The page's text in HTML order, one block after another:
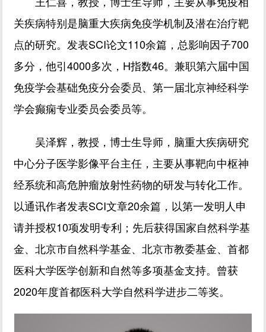
关疾病特别是脑重大疾病免疫学机制及潜在治疗靶
点的研究。发表SCI论文110余篇，总影响因子700
多分，他引4000多次，H指数46。兼职第六届中国
免疫学会基础免疫分会委员、第一届北京神经科学
学会癫痫专业委员会委员等。
吴泽辉，教授，博士生导师，脑重大疾病研究
中心分子医学影像平台主任，主要从事靶向中枢神
经系统和高危肿瘤放射性药物的研发与转化工作。
以通讯作者发表SCI文章20余篇，以第一发明人申
请并授权10项发明专利；先后获得国家自然科学基
金、北京市自然科学基金、北京市教委基金、首都
医科大学医学创新和自然等多项基金支持。曾获
2020年度首都医科大学自然科学进步二等奖。